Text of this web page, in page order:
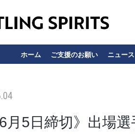
ホーム ご支援のお願い ニュース
6月5日締切》出場